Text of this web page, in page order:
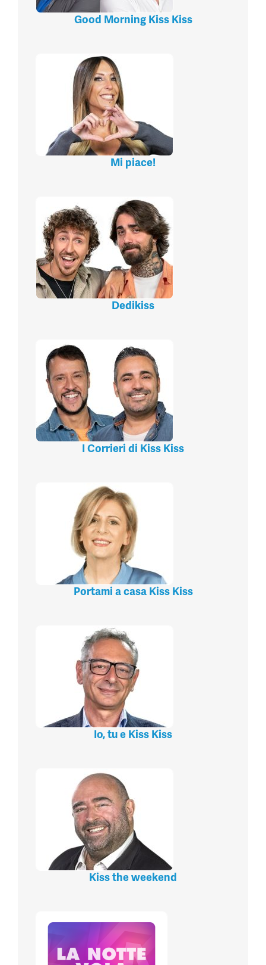
Good Morning Kiss Kiss
Mi piace!
Dedikiss
I Corrieri di Kiss Kiss
Portami a casa Kiss Kiss
Io, tu e Kiss Kiss
Kiss the weekend